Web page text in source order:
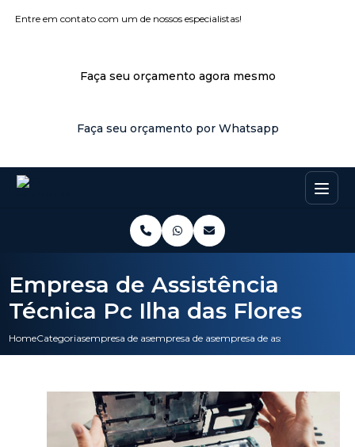
Entre em contato com um de nossos especialistas!
Faça seu orçamento agora mesmo
Faça seu orçamento por Whatsapp
HomeCategoriasempresa de assistencia tecnica
empresa de assistencia tecnica nobreak
empresa de assistencia
Empresa de Assistência
Técnica Pc Ilha das Flores